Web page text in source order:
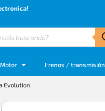
Motor Frenos / transmisión
Evolution